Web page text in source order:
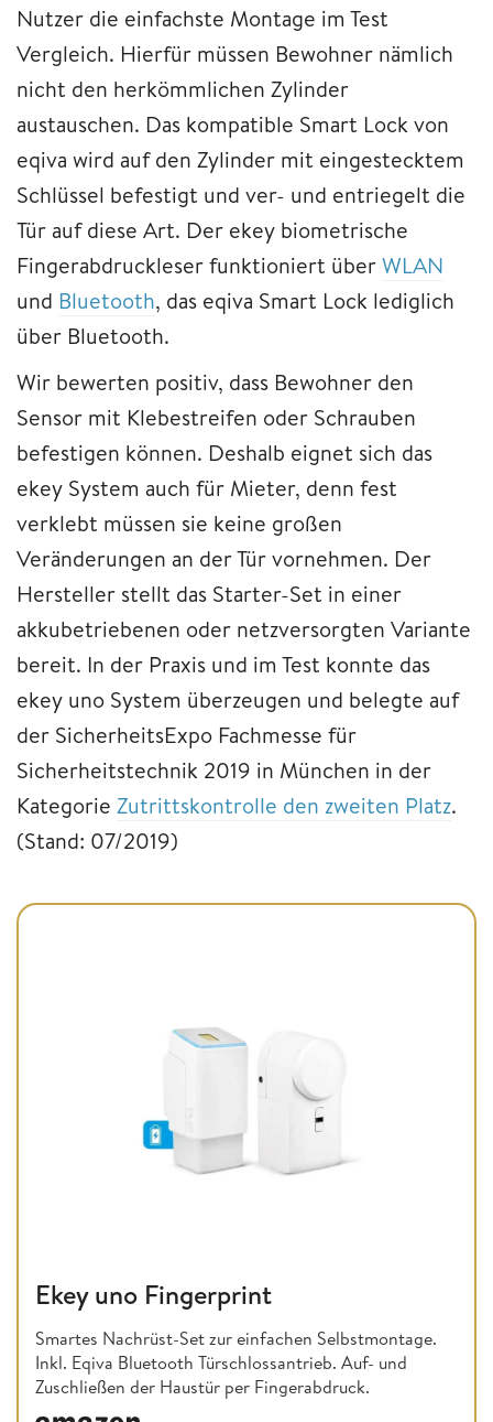
Nutzer die einfachste Montage im Test
Vergleich. Hierfür müssen Bewohner nämlich
nicht den herkömmlichen Zylinder
austauschen. Das kompatible Smart Lock von
eqiva wird auf den Zylinder mit eingestecktem
Schlüssel befestigt und ver- und entriegelt die
Tür auf diese Art. Der ekey biometrische
Fingerabdruckleser funktioniert überWLAN
und Bluetooth, das eqiva Smart Lock lediglich
über Bluetooth.
Wir bewerten positiv, dass Bewohner den
Sensor mit Klebestreifen oder Schrauben
befestigen können. Deshalb eignet sich das
ekey System auch für Mieter, denn fest
verklebt müssen sie keine großen
Veränderungen an der Tür vornehmen. Der
Hersteller stellt das Starter-Set in einer
akkubetriebenen oder netzversorgten Variante
bereit. In der Praxis und im Test konnte das
ekey uno System überzeugen und belegte auf
der SicherheitsExpo Fachmesse für
Sicherheitstechnik 2019 in München in der
Kategorie Zutrittskontrolle den zweiten Platz.
(Stand: 07/2019)
Ekey uno Fingerprint
Smartes Nachrüst-Set zur einfachen Selbstmontage.
Inkl. Eqiva Bluetooth Türschlossantrieb. Auf- und
Zuschließen der Haustür per Fingerabdruck.